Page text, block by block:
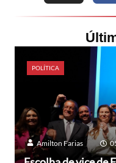
POLÍTICA
Amilton Farias